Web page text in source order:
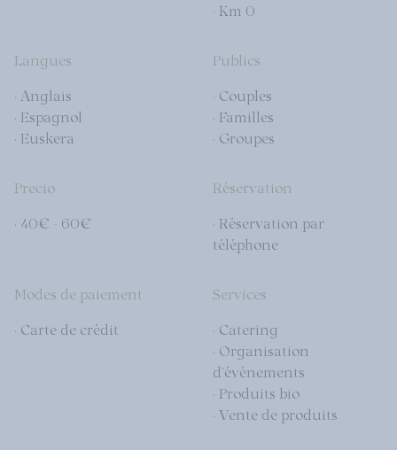
· Km 0
Langues
· Anglais
· Espagnol
· Euskera
Publics
· Couples
· Familles
· Groupes
Precio
· 40€ - 60€
Réservation
· Réservation par
téléphone
Modes de paiement
· Carte de crédit
Services
· Catering
· Organisation
d'événements
· Produits bio
· Vente de produits